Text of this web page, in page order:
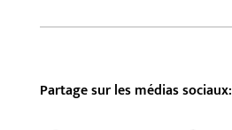
Partage sur les médias sociaux: